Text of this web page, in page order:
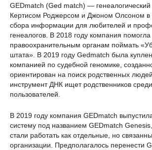
GEDmatch (Ged match) — генеалогический
Кертисом Роджерсом и Джоном Олсоном в
сбора информации для любителей и
генеалогов. В 2018 году компания помогла
правоохранительным органам поймать
штата». В 2019 году Gedmatch была
компанией по судебной геномике,
ориентирован на поиск родственных
инструмент ДНК ищет родственников
пользователей.
В 2019 году компания GEDmatch
систему под названием GEDmatch
стали работать как отдельные, но
организации. Предполагалось перенести